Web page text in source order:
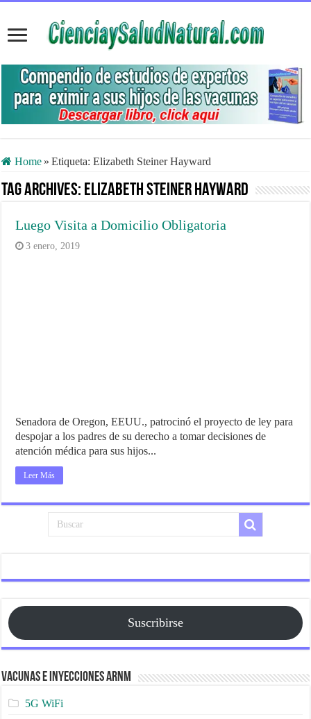
Home » Etiqueta:Elizabeth Steiner Hayward
Tag Archives: Elizabeth Steiner Hayward
Luego Visita a Domicilio Obligatoria
3 enero, 2019
Senadora de Oregon, EEUU., patrocinó el proyecto de ley para
despojar a los padres de su derecho a tomar decisiones de
atención médica para sus hijos...
Leer Más
Suscribirse
Vacunas e Inyecciones ARNm
5G WiFi